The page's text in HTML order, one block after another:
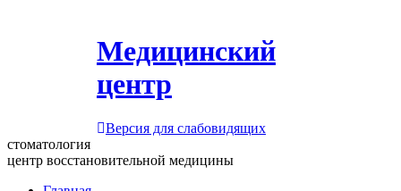
Медицинский
центр
Версия для слабовидящих
стоматология
центр восстановительной медицины